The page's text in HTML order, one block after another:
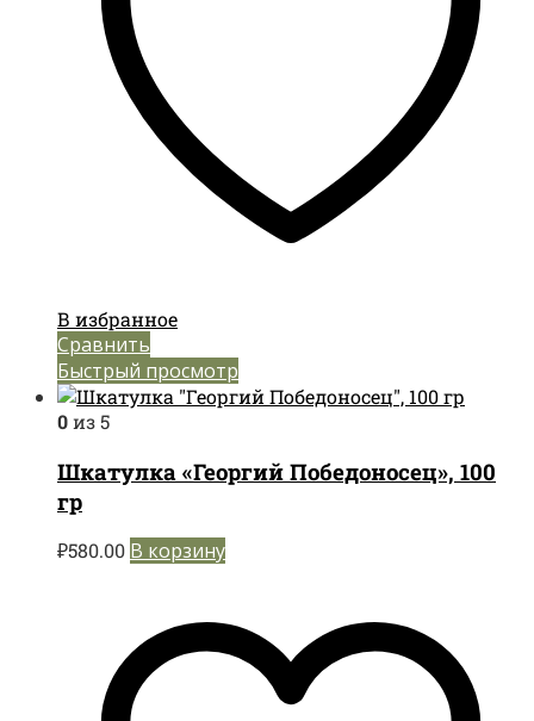
В избранное
Сравнить
Быстрый просмотр
0из 5
Шкатулка «Георгий Победоносец», 100
гр
₽580.00 В корзину